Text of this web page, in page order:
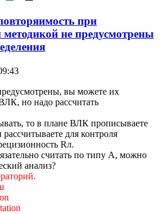
при
не предусмотрены
вы можете их
но надо рассчитать
то в плане ВЛК прописываете
для контроля
Rл.
считать по типу А, можно
анализ?